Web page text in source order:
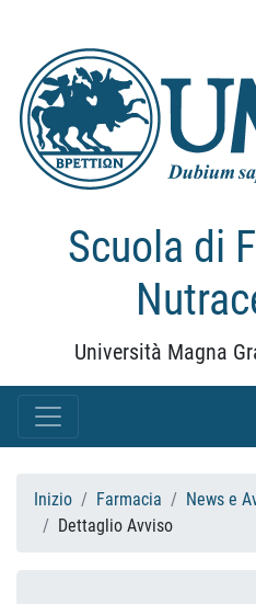
Scuola di
Università Magna
Inizio Farmacia
News e
Dettaglio Avviso